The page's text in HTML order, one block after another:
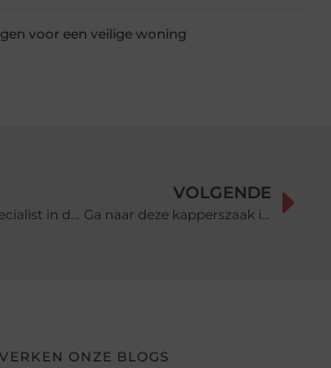
voor een veilige woning
Bezoek deze specialist in draadstangen
VOLGENDE
Ga naar deze kapperszaak in regio Lekkerkerk voor een professionele behandeling
VERKEN ONZE BLOGS